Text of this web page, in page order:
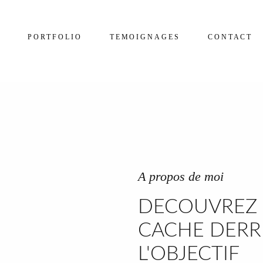
PORTFOLIO TEMOIGNAGES CONTACT
A propos de moi
DECOUVREZ
CACHE
L'OBJECTIF